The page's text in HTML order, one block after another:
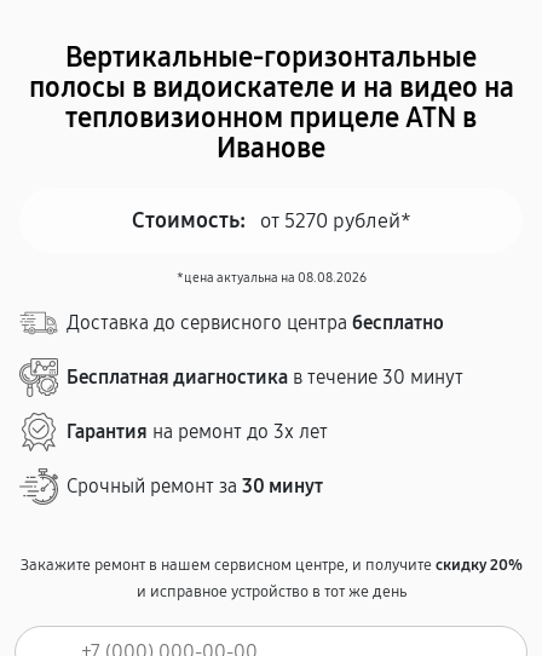
Вертикальные-горизонтальные
полосы в видоискателе и на видео на
тепловизионном прицеле ATN в
Иванове
Стоимость: от 5270 рублей*
*цена актуальна на 08.08.2026
Доставка до сервисного центра бесплатно
Бесплатная диагностика в течение 30 минут
Гарантия на ремонт до 3х лет
Срочный ремонт за 30 минут
Закажите ремонт в нашем сервисном центре, и получитескидку 20%
и исправное устройство в тот же день